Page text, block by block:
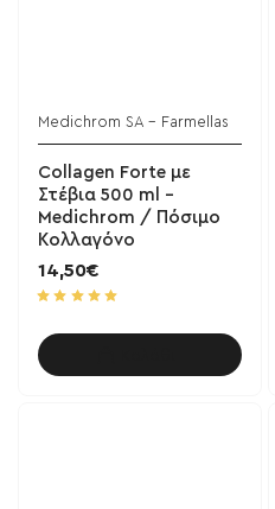
Medichrom SA - Farmellas
Collagen Forte με
Στέβια 500 ml -
Medichrom / Πόσιμο
Κολλαγόνο
14,50€